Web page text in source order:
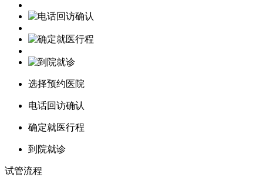
选择预约医院
电话回访确认
确定就医行程
到院就诊
试管流程